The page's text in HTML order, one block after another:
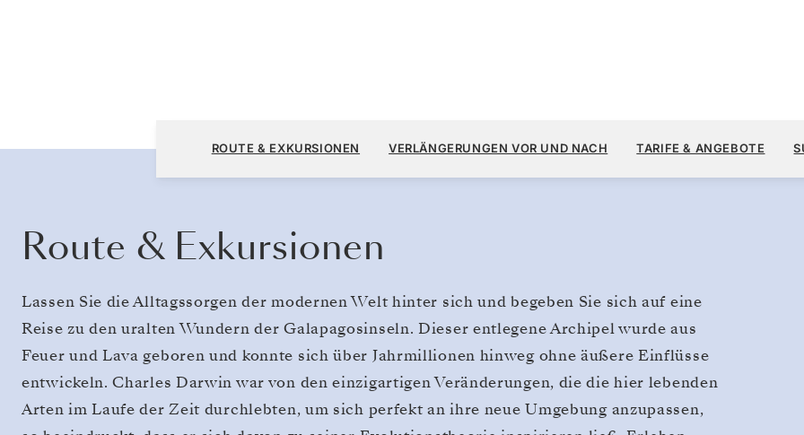
San Cristóbal, Galápagos nach San Cristóbal, Galápagos
7
ROUTE & EXKURSIONEN VERLÄNGERUNGEN VOR UND NACH TARIFE & ANGEBOTE
Route & Exkursionen
Lassen Sie die Alltagssorgen der modernen Welt hinter sich und begeben Sie sich auf eine
Reise zu den uralten Wundern der Galapagosinseln. Dieser entlegene Archipel wurde aus
Feuer und Lava geboren und konnte sich über Jahrmillionen hinweg ohne äußere Einflüsse
entwickeln. Charles Darwin war von den einzigartigen Veränderungen, die die hier lebenden
Arten im Laufe der Zeit durchlebten, um sich perfekt an ihre neue Umgebung anzupassen,